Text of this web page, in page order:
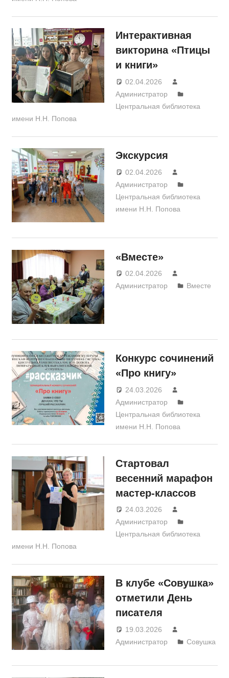
Интерактивная
викторина «Птицы
и книги»
02.04.2026
Администратор
Центральная библиотека
имени Н.Н. Попова
Экскурсия
02.04.2026
Администратор
Центральная библиотека
имени Н.Н. Попова
«Вместе»
02.04.2026
Администратор
Вместе
Конкурс сочинений
«Про книгу»
24.03.2026
Администратор
Центральная библиотека
имени Н.Н. Попова
Стартовал
весенний марафон
мастер-классов
24.03.2026
Администратор
Центральная библиотека
имени Н.Н. Попова
В клубе «Совушка»
отметили День
писателя
19.03.2026
Администратор
Совушка